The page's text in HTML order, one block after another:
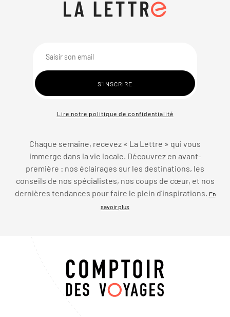
Lire notre politique de confidentialité
Chaque semaine, recevez « La Lettre » qui vous
immerge dans la vie locale. Découvrez en avant-
première : nos éclairages sur les destinations, les
conseils de nos spécialistes, nos coups de cœur, et nos
dernières tendances pour faire le plein d’inspirations.
En
savoir plus